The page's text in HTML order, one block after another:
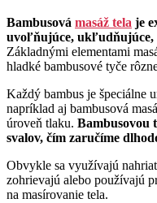
Bambusová masáž tela je
uvoľňujúce, ukľudňujúce,
Základnými elementami
hladké bambusové tyče
Každý bambus je špeciálne
napríklad aj bambusová
úroveň tlaku. Bambusovou
svalov, čím zaručíme
Obvykle sa využívajú
zohrievajú alebo používajú
na masírovanie tela.